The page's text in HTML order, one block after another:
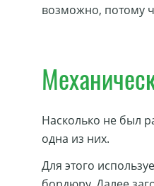
возможно, потому
Насколько не был
одна из них.
Для этого